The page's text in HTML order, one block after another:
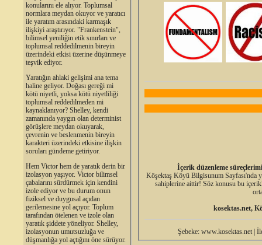
konularını ele alıyor. Toplumsal
normlara meydan okuyor ve yaratıcı
ile yaratım arasındaki karmaşık
ilişkiyi araştırıyor. "Frankenstein",
bilimsel yeniliğin etik sınırları ve
toplumsal reddedilmenin bireyin
üzerindeki etkisi üzerine düşünmeye
teşvik ediyor.
Yaratığın ahlaki gelişimi ana tema
haline geliyor. Doğası gereği mi
kötü niyetli, yoksa kötü niyetliliği
toplumsal reddedilmeden mi
kaynaklanıyor? Shelley, kendi
zamanında yaygın olan determinist
görüşlere meydan okuyarak,
çevrenin ve beslenmenin bireyin
karakteri üzerindeki etkisine ilişkin
soruları gündeme getiriyor.
Hem Victor hem de yaratık derin bir
izolasyon yaşıyor. Victor bilimsel
çabalarını sürdürmek için kendini
izole ediyor ve bu durum onun
fiziksel ve duygusal açıdan
gerilemesine yol açıyor. Toplum
tarafından ötelenen ve izole olan
yaratık şiddete yöneliyor. Shelley,
izolasyonun umutsuzluğa ve
düşmanlığa yol açtığını öne sürüyor.
İçerik düzenleme
Köşektaş Köyü Bilgisunum Sayfası'nda
sahiplerine aittir! Söz konusu bu
kosektas.net,
Şebeke: www.kosektas.net |